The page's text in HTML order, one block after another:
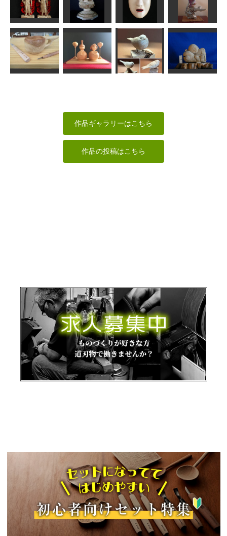
応援する猫さ
ん
藤枝駆男
ファルコン
（隼）
春彫
地蔵菩薩像
ta-chann
ツル桔梗
ふーちゃん
不動明王
はぐれ庵
大日如来
まあちゃん
増女
msuganuma
雲中供養菩薩
ちゅうさん
お雛さま ユキヒメドリ
作品ギャラリーはこちら
作品の投稿はこちら